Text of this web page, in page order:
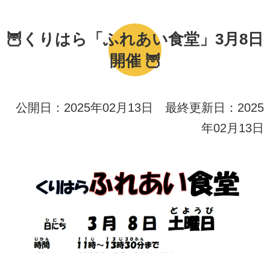
🦉くりはら「ふれあい食堂」3月8日
開催 🦉
公開日：2025年02月13日 最終更新日：2025
年02月13日